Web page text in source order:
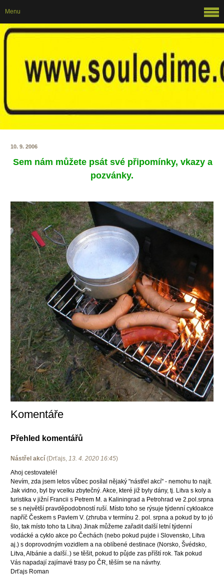
10. 9. 2006
Sem nám můžete psát své připomínky, vkazy a
pozvánky.
Komentáře
Přehled komentářů
Nástřel akcí (Drťajs, 13. 4. 2020 16:45)
Ahoj cestovatelé!
Nevím, zda jsem letos vůbec posílal nějaký "nástřel akcí" - nemohu to najít.
Jak vidno, byl by vcelku zbytečný. Akce, které již byly dány, tj. Litva s koly a
turistika v jižní Francii s Petrem M. a Kaliningrad a Petrohrad ve 2.pol.srpna
se s největší pravděpodobností ruší. Místo toho se rýsuje týdenní cykloakce
napříč Českem s Pavlem V. (zhruba v termínu 2. pol. srpna a pokud by to jó
šlo, tak místo toho ta Litva) Jinak můžeme zařadit další letní týdenní
vodácké a cyklo akce po Čechách (nebo pokud pujde i Slovensko, Litva
aj.) s doprovodným vozidlem a na oblíbené destinace (Norsko, Švédsko,
Litva, Albánie a další..) se těšit, pokud to půjde zas příští rok. Tak pokud
Vás napadají zajímavé trasy po ČR, těším se na návrhy.
Drťajs Roman
Menu